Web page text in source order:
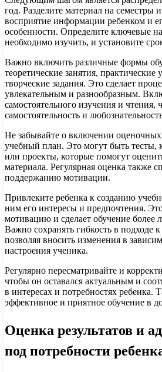
год. Разделите материал на семестры
восприятие информации ребенком и
особенности. Определите ключевые
необходимо изучить, и установите
Важно включить различные формы
теоретические занятия,
творческие задания. Это сделает
увлекательным и разнообразным.
самостоятельного изучения и чтения,
самостоятельность и
Не забывайте о включении
учебный план. Это могут быть тесты,
или проекты, которые помогут
материала. Регулярная оценка также
поддержанию мотивации.
Привлеките ребенка к созданию
ним его интересы и предпочтения.
мотивацию и сделает обучение
Важно сохранять гибкость в подходе
позволяя вносить изменения в
настроения ученика.
Регулярно пересматривайте и
чтобы он оставался актуальным и
в интересах и потребностях ребенка.
эффективное и приятное обучение в
Оценка результатов и
под потребности